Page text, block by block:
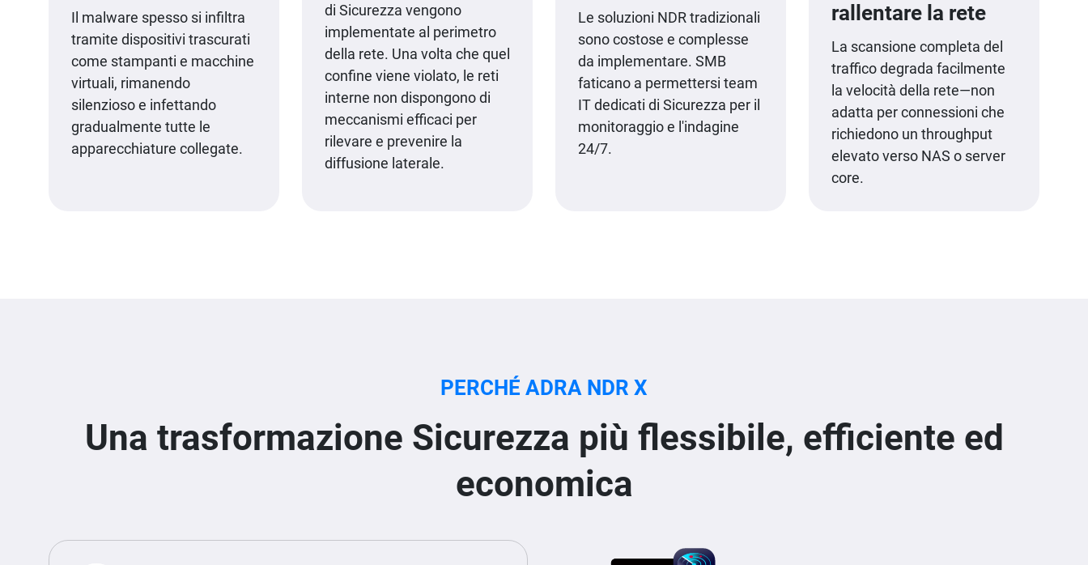
Il malware spesso si infiltra
tramite dispositivi trascurati
come stampanti e macchine
virtuali, rimanendo
silenzioso e infettando
gradualmente tutte le
apparecchiature collegate.
di Sicurezza vengono
implementate al perimetro
della rete. Una volta che quel
confine viene violato, le reti
interne non dispongono di
meccanismi efficaci per
rilevare e prevenire la
diffusione laterale.
Le soluzioni NDR tradizionali
sono costose e complesse
da implementare. SMB
faticano a permettersi team
IT dedicati di Sicurezza per il
monitoraggio e l'indagine
24/7.
rallentare la rete
La scansione completa del
traffico degrada facilmente
la velocità della rete—non
adatta per connessioni che
richiedono un throughput
elevato verso NAS o server
core.
PERCHÉ ADRA NDR X
Una trasformazione Sicurezza più flessibile, efficiente ed
economica